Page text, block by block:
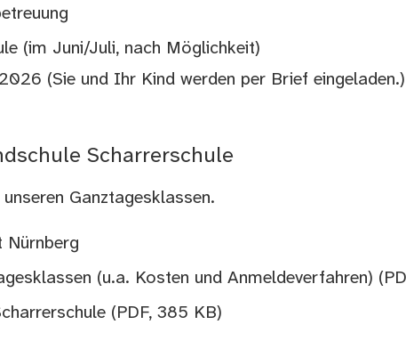
(im Juni/Juli, nach Möglichkeit)
(Sie und Ihr Kind werden per Brief eingeladen.)
Scharrerschule
Ganztagesklassen.
Nürnberg
(u.a. Kosten und Anmeldeverfahren)
(PDF, 385 KB)